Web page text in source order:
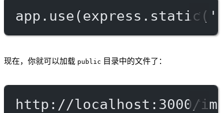
app. use(express. static (
现在，你就可以加载 public 目录中的文件了：
http://localhost:3000/